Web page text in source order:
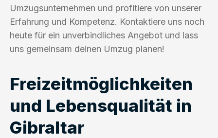
Umzugsunternehmen und profitiere von unserer
Erfahrung und Kompetenz. Kontaktiere uns noch
heute für ein unverbindliches Angebot und lass
uns gemeinsam deinen Umzug planen!
Freizeitmöglichkeiten
und Lebensqualität in
Gibraltar